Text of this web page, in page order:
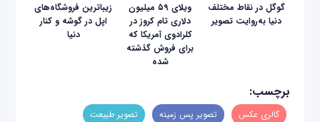
گوگل در نقاط مختلف
دنیا به‌روایت تصویر
ویلای ۵۹ میلیون
دلاری تام کروز در
کلرادوی آمریکا که
برای فروش گذشته
شده
زیباترین فروشگاه‌های
اپل در گوشه و کنار
دنیا
برچسب:
گالری عکس تصویر پس زمینه تصویر طبیعت